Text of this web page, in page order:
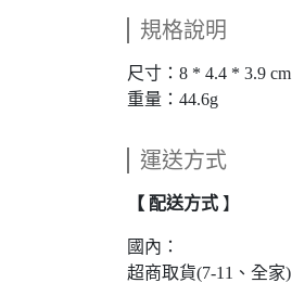
規格說明
尺寸：8 * 4.4 * 3.9 cm
重量：44.6g
運送方式
【 配送方式 】
國內：
超商取貨(7-11、全家)